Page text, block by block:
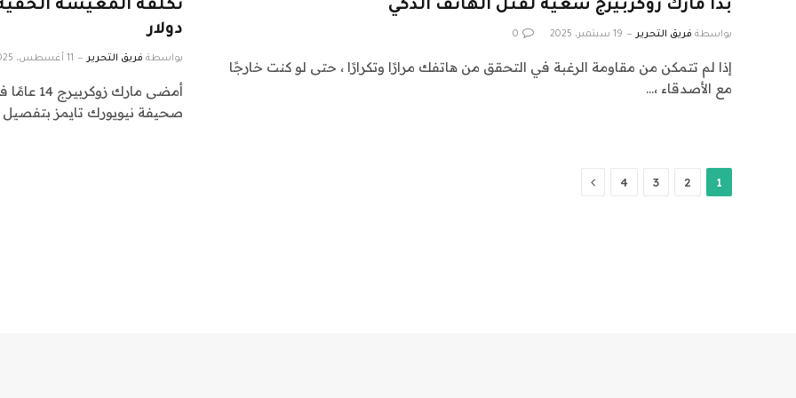
بدأ مارك زوكربيرج سعيه لقتل الهاتف الذكي
بواسطة فريق التحرير 19 سبتمبر، 2025 0
إذا لم تتمكن من مقاومة الرغبة في التحقق من هاتفك مرارًا وتكرارًا ، حتى لو كنت خارجًا
مع الأصدقاء ،…
دولار
بواسطة فريق التحرير 11 أغسطس، 2025
أمضى
صحيفة نيويورك تايمز
1
2
3
4 التالي